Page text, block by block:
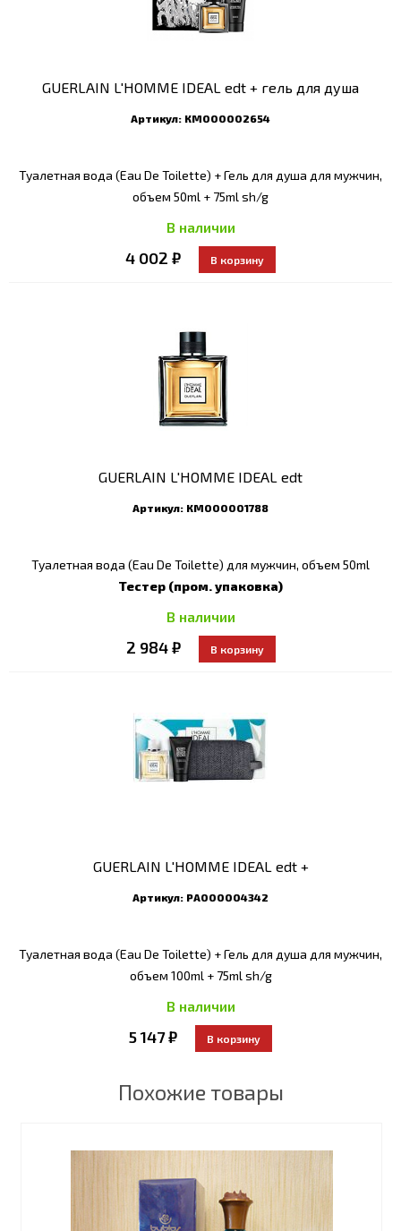
GUERLAIN L'HOMME IDEAL edt + гель для душа
Артикул: КМ000002654
Туалетная вода (Eau De Toilette) + Гель для душа для мужчин,
объем 50ml + 75ml sh/g
В наличии
4 002 ₽
GUERLAIN L'HOMME IDEAL edt
Артикул: КМ000001788
Туалетная вода (Eau De Toilette) для мужчин, объем 50ml
Тестер (пром. упаковка)
В наличии
2 984 ₽
GUERLAIN L'HOMME IDEAL edt +
Артикул: РА000004342
Туалетная вода (Eau De Toilette) + Гель для душа для мужчин,
объем 100ml + 75ml sh/g
В наличии
5 147 ₽
Похожие товары